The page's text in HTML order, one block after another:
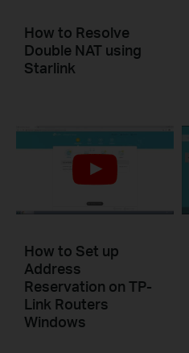
How to Resolve
Double NAT using
Starlink
How to Set up
Address
Reservation on TP-
Link Routers
Windows